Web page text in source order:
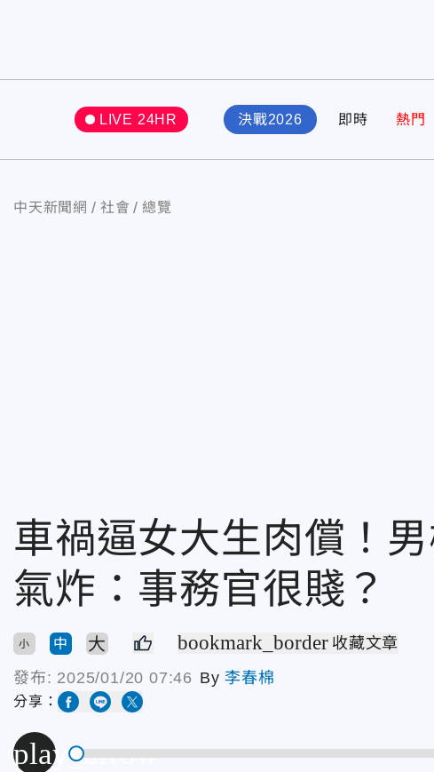
LIVE 24HR 決戰2026 即時 熱門
中天新聞網 社會 總覽
車禍逼女大生肉償！
氣炸：事務官很賤？
小 中 大 bookmark_border 收藏文章
發布: 2025/01/20 07:46 By 李春棉
分享：
play_arrow